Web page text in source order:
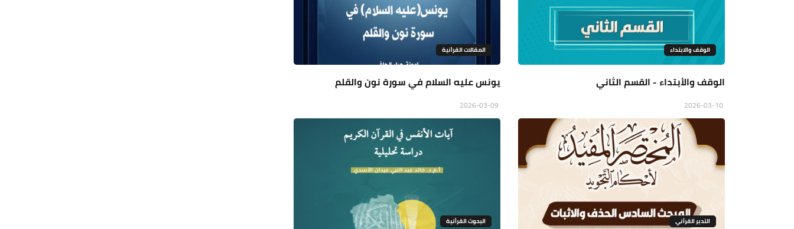
الوقف والابتداء
الوقف والأبتداء - القسم الثاني
المقالات القراَنية
يونس عليه السلام في سورة نون والقلم
التدبر القرآني البحوث القرأنية